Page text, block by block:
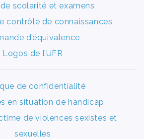
scolarité et examens
contrôle de connaissances
d’équivalence
Logos de l’UFR
de confidentialité
en situation de handicap
de violences sexistes et
sexuelles